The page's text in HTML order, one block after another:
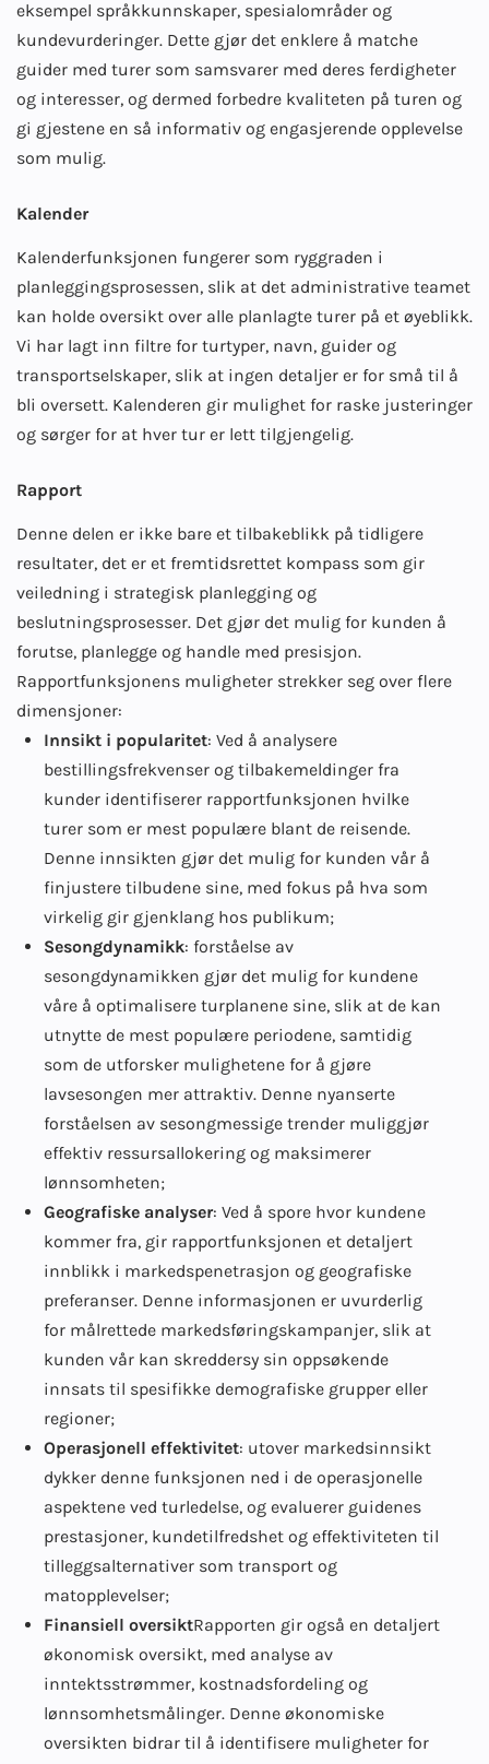
eksempel språkkunnskaper, spesialområder og
kundevurderinger. Dette gjør det enklere å matche
guider med turer som samsvarer med deres ferdigheter
og interesser, og dermed forbedre kvaliteten på turen og
gi gjestene en så informativ og engasjerende opplevelse
som mulig.
Kalender
Kalenderfunksjonen fungerer som ryggraden i
planleggingsprosessen, slik at det administrative teamet
kan holde oversikt over alle planlagte turer på et øyeblikk.
Vi har lagt inn filtre for turtyper, navn, guider og
transportselskaper, slik at ingen detaljer er for små til å
bli oversett. Kalenderen gir mulighet for raske justeringer
og sørger for at hver tur er lett tilgjengelig.
Rapport
Denne delen er ikke bare et tilbakeblikk på tidligere
resultater, det er et fremtidsrettet kompass som gir
veiledning i strategisk planlegging og
beslutningsprosesser. Det gjør det mulig for kunden å
forutse, planlegge og handle med presisjon.
Rapportfunksjonens muligheter strekker seg over flere
dimensjoner:
Innsikt i popularitet: Ved å analysere
bestillingsfrekvenser og tilbakemeldinger fra
kunder identifiserer rapportfunksjonen hvilke
turer som er mest populære blant de reisende.
Denne innsikten gjør det mulig for kunden vår å
finjustere tilbudene sine, med fokus på hva som
virkelig gir gjenklang hos publikum;
Sesongdynamikk: forståelse av
sesongdynamikken gjør det mulig for kundene
våre å optimalisere turplanene sine, slik at de kan
utnytte de mest populære periodene, samtidig
som de utforsker mulighetene for å gjøre
lavsesongen mer attraktiv. Denne nyanserte
forståelsen av sesongmessige trender muliggjør
effektiv ressursallokering og maksimerer
lønnsomheten;
Geografiske analyser: Ved å spore hvor kundene
kommer fra, gir rapportfunksjonen et detaljert
innblikk i markedspenetrasjon og geografiske
preferanser. Denne informasjonen er uvurderlig
for målrettede markedsføringskampanjer, slik at
kunden vår kan skreddersy sin oppsøkende
innsats til spesifikke demografiske grupper eller
regioner;
Operasjonell effektivitet: utover markedsinnsikt
dykker denne funksjonen ned i de operasjonelle
aspektene ved turledelse, og evaluerer guidenes
prestasjoner, kundetilfredshet og effektiviteten til
tilleggsalternativer som transport og
matopplevelser;
Finansiell oversiktRapporten gir også en detaljert
økonomisk oversikt, med analyse av
inntektsstrømmer, kostnadsfordeling og
lønnsomhetsmålinger. Denne økonomiske
oversikten bidrar til å identifisere muligheter for